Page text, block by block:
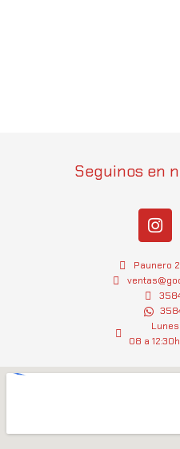
Seguinos en
I
n
t
a
g
r
a
m
Paunero
08 a